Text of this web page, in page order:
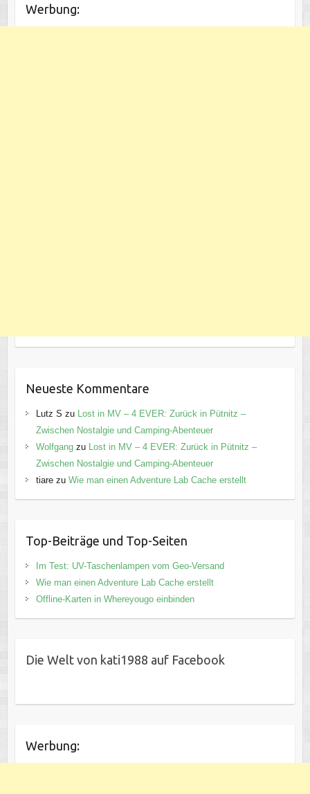
Werbung:
Neueste Kommentare
Lutz S zu Lost in MV – 4 EVER: Zurück in Pütnitz –
Zwischen Nostalgie und Camping-Abenteuer
Wolfgangzu Lost in MV – 4 EVER: Zurück in Pütnitz –
Zwischen Nostalgie und Camping-Abenteuer
tiarezu Wie man einen Adventure Lab Cache erstellt
Top-Beiträge und Top-Seiten
Im Test: UV-Taschenlampen vom Geo-Versand
Wie man einen Adventure Lab Cache erstellt
Offline-Karten in Whereyougo einbinden
Die Welt von kati1988 auf Facebook
Werbung: